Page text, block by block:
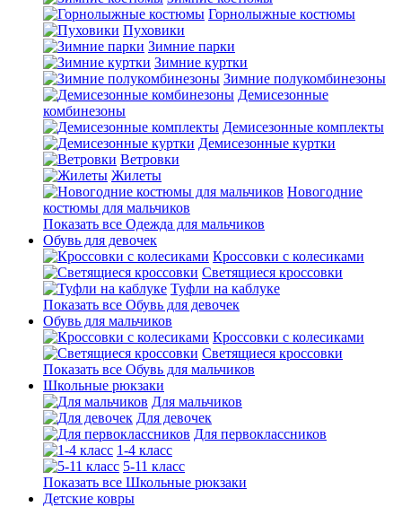
Горнолыжные костюмы
Пуховики
Зимние парки
Зимние куртки
Зимние полукомбинезоны
Демисезонные
комбинезоны
Демисезонные комплекты
Демисезонные куртки
Ветровки
Жилеты
Новогодние
костюмы для мальчиков
Показать все Одежда для мальчиков
Обувь для девочек
Кроссовки с колесиками
Светящиеся кроссовки
Туфли на каблуке
Показать все Обувь для девочек
Обувь для мальчиков
Кроссовки с колесиками
Светящиеся кроссовки
Показать все Обувь для мальчиков
Школьные рюкзаки
Для мальчиков
Для девочек
Для первоклассников
1-4 класс
5-11 класс
Показать все Школьные рюкзаки
Детские ковры